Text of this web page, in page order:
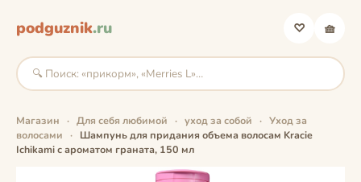
podguznik.ru ♡ 🧺
Магазин · Для себя любимой · уход за собой · Уход за
волосами · Шампунь для придания объема волосам Kracie
Ichikami с ароматом граната, 150 мл